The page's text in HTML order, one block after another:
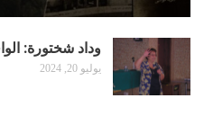
وداد شختورة:
يوليو 20, 2024